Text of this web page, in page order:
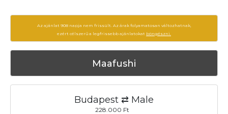
Az ajánlat 908 napja nem frissült. Az árak folyamatosan változhatnak,
ezért célszerű a legfrissebb ajánlatokat böngészni.
Maafushi
Budapest ⇄ Male
228.000 Ft